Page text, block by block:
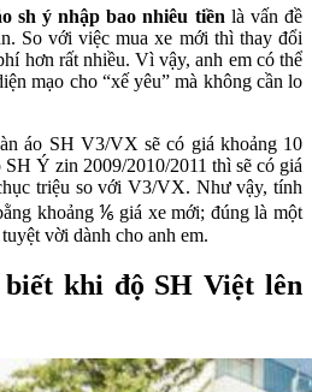
sh ý nhập bao nhiêu tiền là vấn đề
So với việc mua xe mới thì thay đổi
hơn rất nhiều. Vì vậy, anh em có thể
mạo cho “xế yêu” mà không cần lo
áo SH V3/VX sẽ có giá khoảng 10
Ý zin 2009/2010/2011 thì sẽ có giá
triệu so với V3/VX. Như vậy, tính
khoảng ⅙ giá xe mới; đúng là một
vời dành cho anh em.
khi độ SH Việt lên